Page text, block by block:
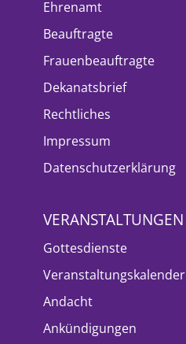
Ehrenamt
Beauftragte
Frauenbeauftragte
Dekanatsbrief
Rechtliches
Impressum
Datenschutzerklärung
VERANSTALTUNGEN
Gottesdienste
Veranstaltungskalender
Andacht
Ankündigungen